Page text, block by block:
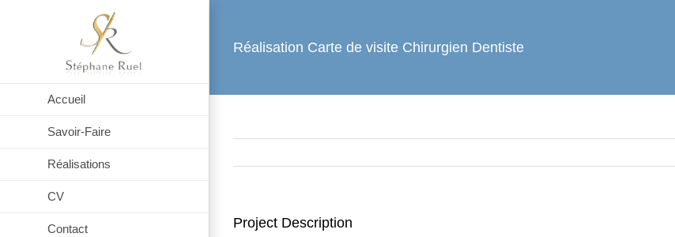
Accueil
Savoir-Faire
Réalisations
CV
Contact
Réalisation Carte de visite Chirurgien Dentiste
Project Description